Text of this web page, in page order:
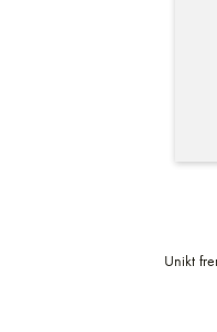
Unikt